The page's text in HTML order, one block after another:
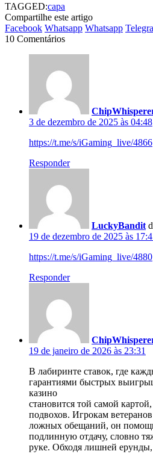
TAGGED:capa
Compartilhe este artigo
Facebook Whatsapp Whatsapp
10 Comentários
3 de dezembro de 2025 às 04:48
https://t.me/s/iGaming_live/4866
Responder
LuckyBandit
19 de dezembro de 2025 às
https://t.me/s/iGaming_live/4880
Responder
19 de janeiro de 2026 às 23:31
В лабиринте ставок, где
гарантиями быстрых
казино
становится той самой
подвохов. Игрокам
ложных обещаний, он
подлинную отдачу, словно
руке. Обходя лишней